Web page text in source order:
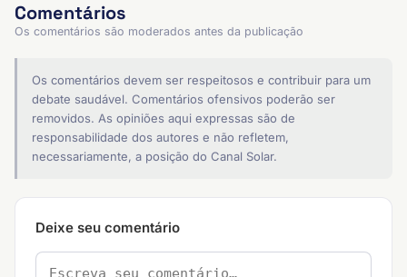
Comentários
Os comentários são moderados antes da publicação
Os comentários devem ser respeitosos e contribuir para um
debate saudável. Comentários ofensivos poderão ser
removidos. As opiniões aqui expressas são de
responsabilidade dos autores e não refletem,
necessariamente, a posição do Canal Solar.
Deixe seu comentário